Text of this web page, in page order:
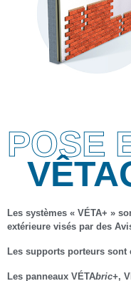
POSE
Les systèmes « VÉTA+ »
extérieure visés par des
Les supports porteurs sont
Les panneaux VÉTAbric+,